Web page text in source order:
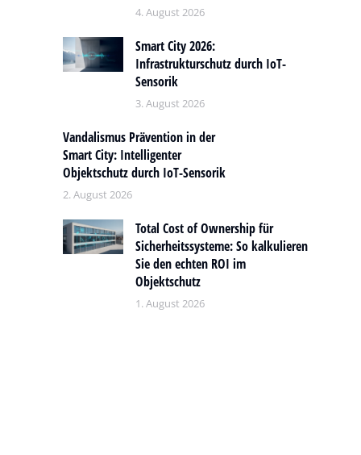
4. August 2026
Smart City 2026:
Infrastrukturschutz durch IoT-
Sensorik
3. August 2026
Vandalismus Prävention in der
Smart City: Intelligenter
Objektschutz durch IoT-Sensorik
2. August 2026
Total Cost of Ownership für
Sicherheitssysteme: So kalkulieren
Sie den echten ROI im
Objektschutz
1. August 2026